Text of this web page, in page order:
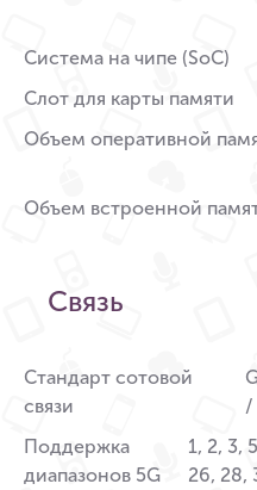
Система на чипе (SoC)
Слот для карты памяти
Объем оперативной
Объем встроенной
Связь
Стандарт сотовой
связи
/
Поддержка
диапазонов 5G
1, 2, 3,
26, 28,